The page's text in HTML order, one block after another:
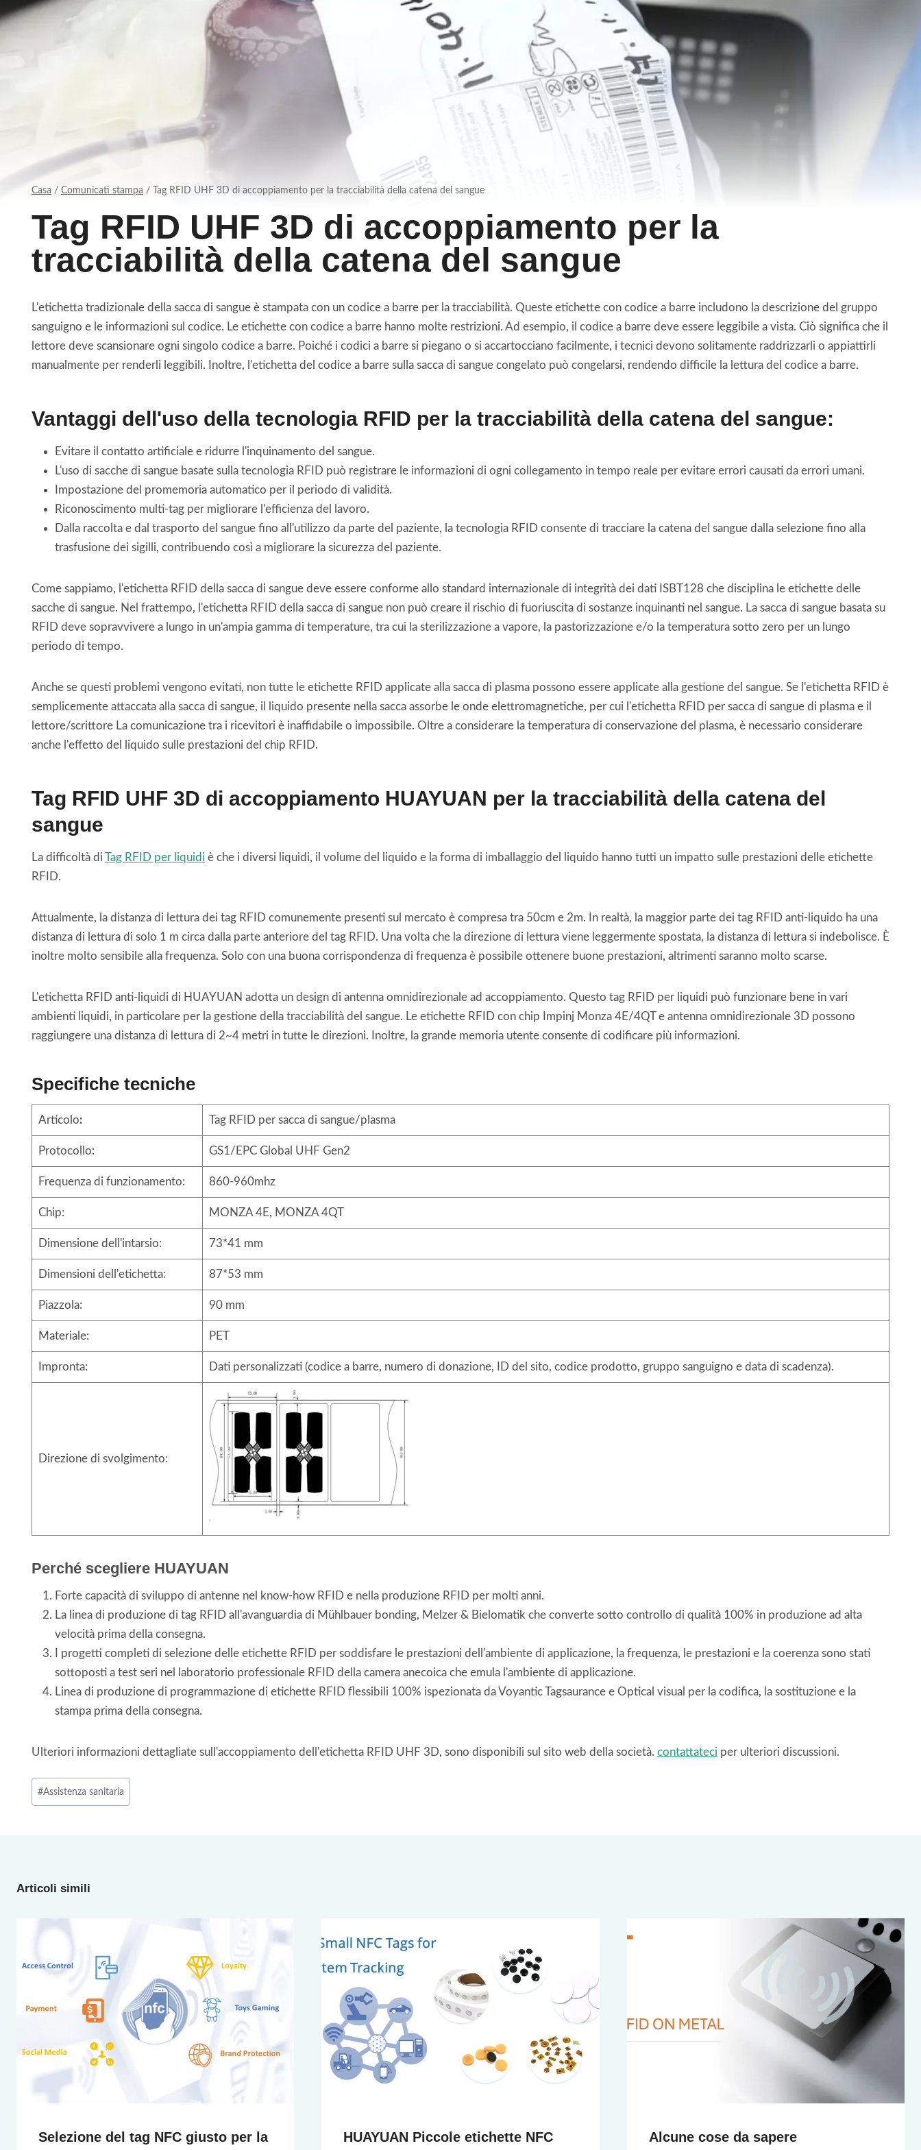
Casa / Comunicati stampa / Tag RFID UHF 3D di accoppiamento per la tracciabilità della catena del sangue
Tag RFID UHF 3D di accoppiamento per la
tracciabilità della catena del sangue
L'etichetta tradizionale della sacca di sangue è stampata con un codice a barre per la tracciabilità. Queste etichette con codice a barre includono la descrizione del gruppo
sanguigno e le informazioni sul codice. Le etichette con codice a barre hanno molte restrizioni. Ad esempio, il codice a barre deve essere leggibile a vista. Ciò significa che il
lettore deve scansionare ogni singolo codice a barre. Poiché i codici a barre si piegano o si accartocciano facilmente, i tecnici devono solitamente raddrizzarli o appiattirli
manualmente per renderli leggibili. Inoltre, l'etichetta del codice a barre sulla sacca di sangue congelato può congelarsi, rendendo difficile la lettura del codice a barre.
Vantaggi dell'uso della tecnologia RFID per la tracciabilità della catena del sangue:
Evitare il contatto artificiale e ridurre l'inquinamento del sangue.
L'uso di sacche di sangue basate sulla tecnologia RFID può registrare le informazioni di ogni collegamento in tempo reale per evitare errori causati da errori umani.
Impostazione del promemoria automatico per il periodo di validità.
Riconoscimento multi-tag per migliorare l'efficienza del lavoro.
Dalla raccolta e dal trasporto del sangue fino all'utilizzo da parte del paziente, la tecnologia RFID consente di tracciare la catena del sangue dalla selezione fino alla
trasfusione dei sigilli, contribuendo così a migliorare la sicurezza del paziente.
Come sappiamo, l'etichetta RFID della sacca di sangue deve essere conforme allo standard internazionale di integrità dei dati ISBT128 che disciplina le etichette delle
sacche di sangue. Nel frattempo, l'etichetta RFID della sacca di sangue non può creare il rischio di fuoriuscita di sostanze inquinanti nel sangue. La sacca di sangue basata su
RFID deve sopravvivere a lungo in un'ampia gamma di temperature, tra cui la sterilizzazione a vapore, la pastorizzazione e/o la temperatura sotto zero per un lungo
periodo di tempo.
Anche se questi problemi vengono evitati, non tutte le etichette RFID applicate alla sacca di plasma possono essere applicate alla gestione del sangue. Se l'etichetta RFID è
semplicemente attaccata alla sacca di sangue, il liquido presente nella sacca assorbe le onde elettromagnetiche, per cui l'etichetta RFID per sacca di sangue di plasma e il
lettore/scrittore La comunicazione tra i ricevitori è inaffidabile o impossibile. Oltre a considerare la temperatura di conservazione del plasma, è necessario considerare
anche l'effetto del liquido sulle prestazioni del chip RFID.
Tag RFID UHF 3D di accoppiamento HUAYUAN per la tracciabilità della catena del
sangue
La difficoltà di Tag RFID per liquidi è che i diversi liquidi, il volume del liquido e la forma di imballaggio del liquido hanno tutti un impatto sulle prestazioni delle etichette
RFID.
Attualmente, la distanza di lettura dei tag RFID comunemente presenti sul mercato è compresa tra 50cm e 2m. In realtà, la maggior parte dei tag RFID anti-liquido ha una
distanza di lettura di solo 1 m circa dalla parte anteriore del tag RFID. Una volta che la direzione di lettura viene leggermente spostata, la distanza di lettura si indebolisce. È
inoltre molto sensibile alla frequenza. Solo con una buona corrispondenza di frequenza è possibile ottenere buone prestazioni, altrimenti saranno molto scarse.
L'etichetta RFID anti-liquidi di HUAYUAN adotta un design di antenna omnidirezionale ad accoppiamento. Questo tag RFID per liquidi può funzionare bene in vari
ambienti liquidi, in particolare per la gestione della tracciabilità del sangue. Le etichette RFID con chip Impinj Monza 4E/4QT e antenna omnidirezionale 3D possono
raggiungere una distanza di lettura di 2~4 metri in tutte le direzioni. Inoltre, la grande memoria utente consente di codificare più informazioni.
Specifiche tecniche
Articolo: Tag RFID per sacca di sangue/plasma
Protocollo: GS1/EPC Global UHF Gen2
Frequenza di funzionamento: 860-960mhz
Chip: MONZA 4E, MONZA 4QT
Dimensione dell'intarsio: 73*41 mm
Dimensioni dell'etichetta: 87*53 mm
Piazzola: 90 mm
Materiale: PET
Impronta: Dati personalizzati (codice a barre, numero di donazione, ID del sito, codice prodotto, gruppo sanguigno e data di scadenza).
Direzione di svolgimento:
Perché scegliere HUAYUAN
Forte capacità di sviluppo di antenne nel know-how RFID e nella produzione RFID per molti anni.
La linea di produzione di tag RFID all'avanguardia di Mühlbauer bonding, Melzer & Bielomatik che converte sotto controllo di qualità 100% in produzione ad alta
velocità prima della consegna.
I progetti completi di selezione delle etichette RFID per soddisfare le prestazioni dell'ambiente di applicazione, la frequenza, le prestazioni e la coerenza sono stati
sottoposti a test seri nel laboratorio professionale RFID della camera anecoica che emula l'ambiente di applicazione.
Linea di produzione di programmazione di etichette RFID flessibili 100% ispezionata da Voyantic Tagsaurance e Optical visual per la codifica, la sostituzione e la
stampa prima della consegna.
Ulteriori informazioni dettagliate sull'accoppiamento dell'etichetta RFID UHF 3D, sono disponibili sul sito web della società. contattateci per ulteriori discussioni.
Tag
articolo:
#Assistenza sanitaria
Articoli simili
Selezione del tag NFC giusto per la HUAYUAN Piccole etichette NFC Alcune cose da sapere